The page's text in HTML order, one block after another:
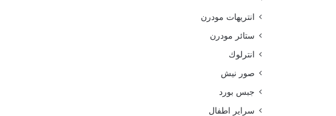
انتريهات مودرن
ستائر مودرن
انترلوك
صور نيش
جبس بورد
سراير اطفال